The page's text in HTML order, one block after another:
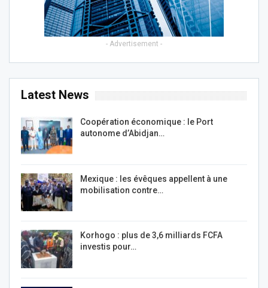
- Advertisement -
Latest News
Coopération économique : le Port
autonome d’Abidjan…
Mexique : les évêques appellent à une
mobilisation contre…
Korhogo : plus de 3,6 milliards FCFA
investis pour…